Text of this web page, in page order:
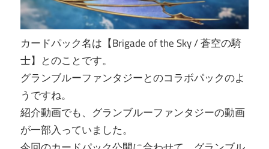
カードパック名は【Brigade of the Sky / 蒼空の騎
士】とのことです。
グランブルーファンタジーとのコラボパックのよ
うですね。
紹介動画でも、グランブルーファンタジーの動画
が一部入っていました。